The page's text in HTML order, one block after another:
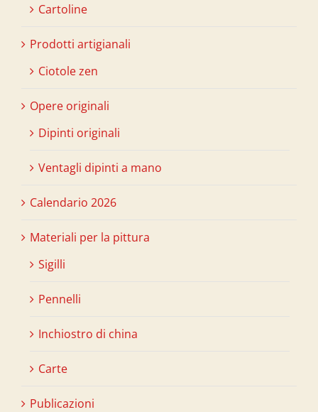
Cartoline
Prodotti artigianali
Ciotole zen
Opere originali
Dipinti originali
Ventagli dipinti a mano
Calendario 2026
Materiali per la pittura
Sigilli
Pennelli
Inchiostro di china
Carte
Publicazioni